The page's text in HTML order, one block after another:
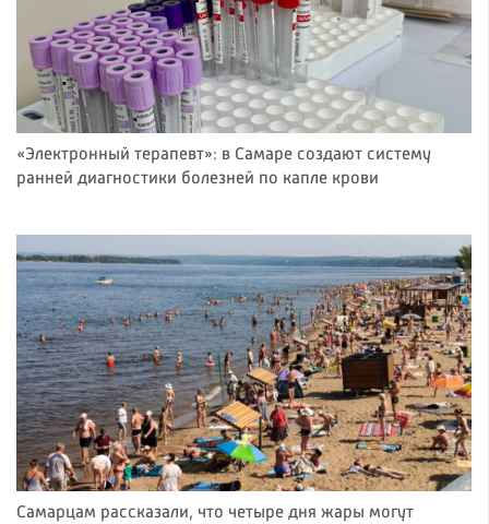
«Электронный терапевт»: в Самаре создают систему
ранней диагностики болезней по капле крови
Самарцам рассказали, что четыре дня жары могут